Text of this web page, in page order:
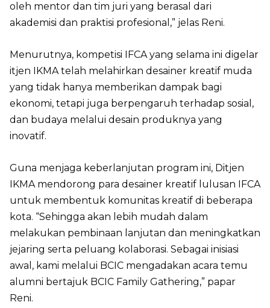
oleh mentor dan tim juri yang berasal dari
akademisi dan praktisi profesional,” jelas Reni.
Menurutnya, kompetisi IFCA yang selama ini digelar
itjen IKMA telah melahirkan desainer kreatif muda
yang tidak hanya memberikan dampak bagi
ekonomi, tetapi juga berpengaruh terhadap sosial,
dan budaya melalui desain produknya yang
inovatif.
Guna menjaga keberlanjutan program ini, Ditjen
IKMA mendorong para desainer kreatif lulusan IFCA
untuk membentuk komunitas kreatif di beberapa
kota. “Sehingga akan lebih mudah dalam
melakukan pembinaan lanjutan dan meningkatkan
jejaring serta peluang kolaborasi. Sebagai inisiasi
awal, kami melalui BCIC mengadakan acara temu
alumni bertajuk BCIC Family Gathering,” papar
Reni.